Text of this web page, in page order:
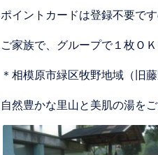
ポイントカードは登録不要で
ご家族で、グループで１枚ＯＫ
＊相模原市緑区牧野地域（旧
自然豊かな里山と美肌の湯をご